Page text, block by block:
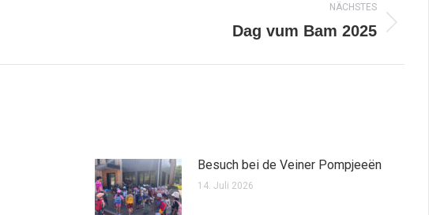
NÄCHSTES
Dag vum Bam 2025
Besuch bei de Veiner Pompjeeën
14. Juli 2026